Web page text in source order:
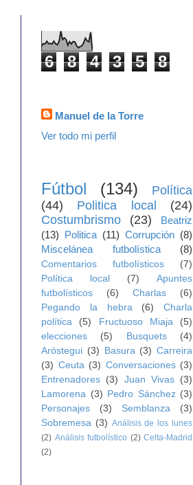
6 8 4 3 5 8
Manuel de la Torre
Ver todo mi perfil
Fútbol (134)
Política
(44)
Politica local
(24)
Costumbrismo
(23)
Beatriz
(13) Politica (11) Corrupción (8)
Miscelánea futbolística
(8)
Comentarios futbolísticos
(7)
Política local
(7)
Apuntes
futbolísticos
(6) Charlas
(6)
Pegando la hebra
(6)
Charla
política
(5) Fructuoso Miaja
(5)
elecciones
(5) Busquets
(4)
Aróstegui (3) Basura (3) Carreira
(3) Ceuta (3) Conversaciones (3)
Entrenadores (3) Juan Vivas
(3)
Lamorena (3) Pedro Sánchez (3)
Personajes
(3) Semblanza
(3)
Sobremesa (3) Análisis de los lunes
(2) Análisis futbolístico (2) Celta-Madrid
(2)